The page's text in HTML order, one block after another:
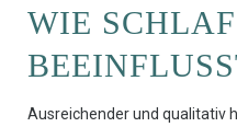
WIE
Ausreichender und qualitativ